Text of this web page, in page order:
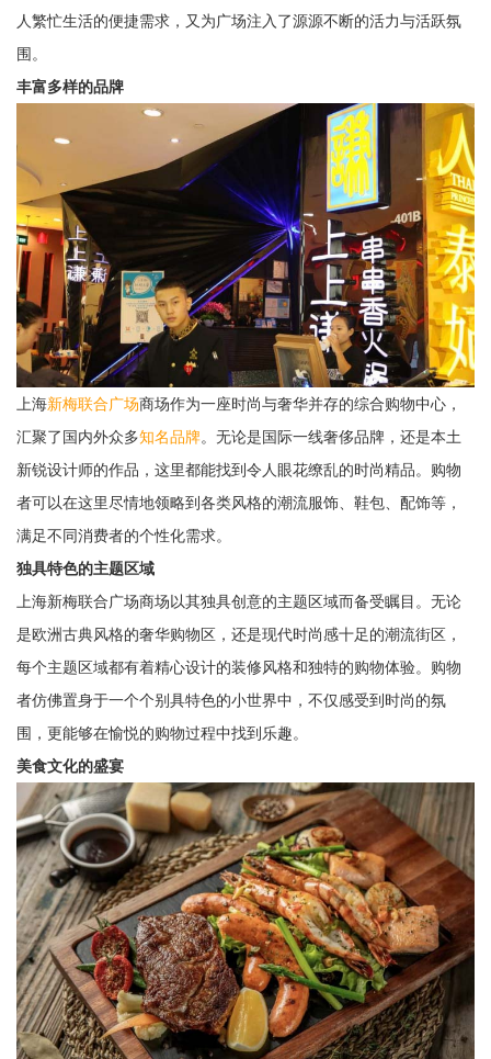
人繁忙生活的便捷需求，又为广场注入了源源不断的活力与活跃氛
围。
丰富多样的品牌
上海新梅联合广场商场作为一座时尚与奢华并存的综合购物中心，
汇聚了国内外众多知名品牌。无论是国际一线奢侈品牌，还是本土
新锐设计师的作品，这里都能找到令人眼花缭乱的时尚精品。购物
者可以在这里尽情地领略到各类风格的潮流服饰、鞋包、配饰等，
满足不同消费者的个性化需求。
独具特色的主题区域
上海新梅联合广场商场以其独具创意的主题区域而备受瞩目。无论
是欧洲古典风格的奢华购物区，还是现代时尚感十足的潮流街区，
每个主题区域都有着精心设计的装修风格和独特的购物体验。购物
者仿佛置身于一个个别具特色的小世界中，不仅感受到时尚的氛
围，更能够在愉悦的购物过程中找到乐趣。
美食文化的盛宴